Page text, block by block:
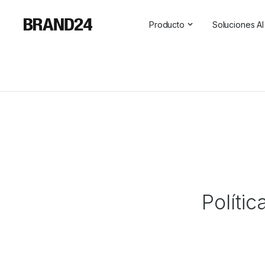
Producto
Servicios profesionales
Soluciones AI